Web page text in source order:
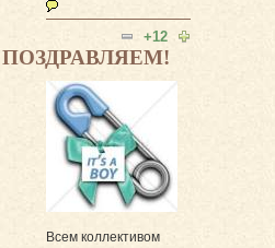
+12
ПОЗДРАВЛЯЕМ!
Всем коллективом